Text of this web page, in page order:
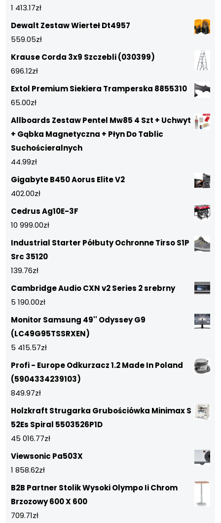
1 413.17zł
Dewalt Zestaw Wierteł Dt4957
559.05zł
Krause Corda 3x9 Szczebli (030399)
696.12zł
Extol Premium Siekiera Tramperska 8855310
65.00zł
Allboards Zestaw Pentel Mw85 4 Szt + Uchwyt
+ Gąbka Magnetyczna + Płyn Do Tablic
Suchościeralnych
44.99zł
Gigabyte B450 Aorus Elite V2
402.00zł
Cedrus Ag10E-3F
10 999.00zł
Industrial Starter Półbuty Ochronne Tirso S1P
Src 35120
139.76zł
Cambridge Audio CXN v2 Series 2 srebrny
5 190.00zł
Monitor Samsung 49'' Odyssey G9
(LC49G95TSSRXEN)
5 415.57zł
Profi - Europe Odkurzacz 1.2 Made In Poland
(5904334239103)
849.97zł
Holzkraft Strugarka Grubościówka Minimax S
52Es Spiral 5503526P1D
45 016.77zł
Viewsonic Pa503X
1 858.62zł
B2B Partner Stolik Wysoki Olympo Ii Chrom
Brzozowy 600 X 600
709.71zł